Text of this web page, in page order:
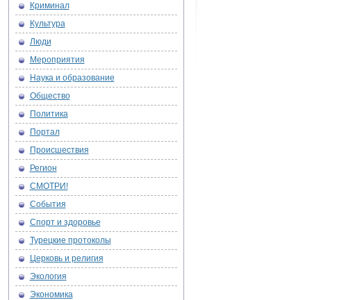
Криминал
Культура
Люди
Мероприятия
Наука и образование
Общество
Политика
Портал
Происшествия
Регион
СМОТРИ!
События
Спорт и здоровье
Турецкие протоколы
Церковь и религия
Экология
Экономика